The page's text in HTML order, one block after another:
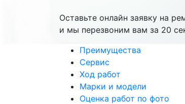
Оставьте онлайн заявку на
и мы перезвоним вам за 20
Преимущества
Сервис
Ход работ
Марки и модели
Оценка работ по фото